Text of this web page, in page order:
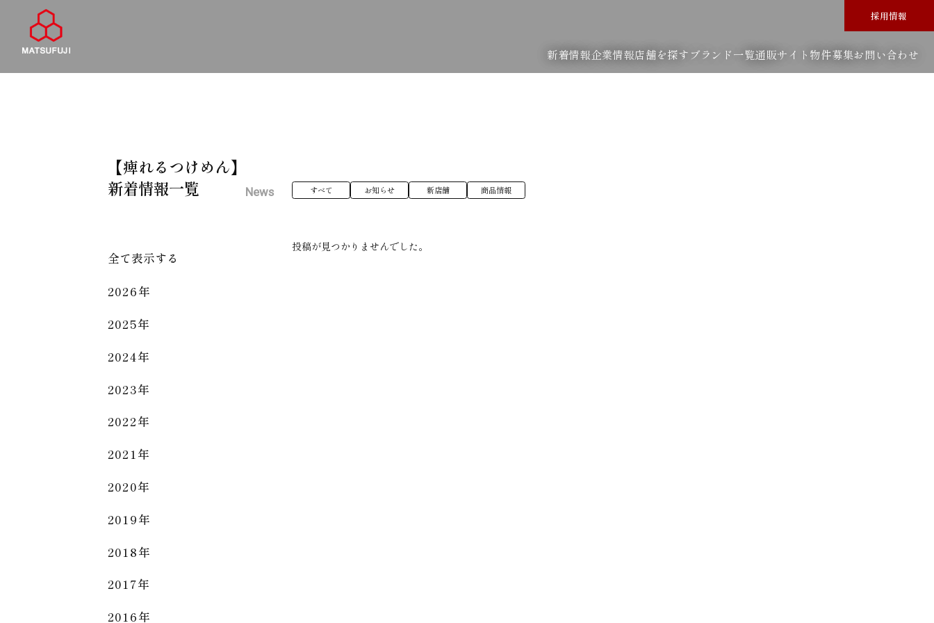
採用情報
新着情報企業情報店舗を探す ブランド一覧通販サイト 物件募集お問い合わせ
【痺れるつけめん】
新着情報一覧
News すべて お知らせ 新店舗 商品情報
投稿が見つかりませんでした。
全て表示する
2026年
2025年
2024年
2023年
2022年
2021年
2020年
2019年
2018年
2017年
2016年